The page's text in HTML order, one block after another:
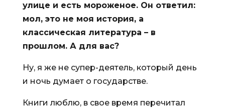
улице и есть мороженое. Он ответил:
мол, это не моя история, а
классическая литература – в
прошлом. А для вас?
Ну, я же не супер-деятель, который день
и ночь думает о государстве.
Книги люблю, в свое время перечитал